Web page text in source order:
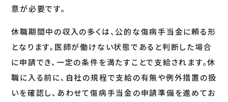
意が必要です。
休職期間中の収入の多くは、公的な傷病手当金に頼る形
となります。医師が働けない状態であると判断した場合
に申請でき、一定の条件を満たすことで支給されます。休
職に入る前に、自社の規程で支給の有無や例外措置の扱
いを確認し、あわせて傷病手当金の申請準備を進めてお